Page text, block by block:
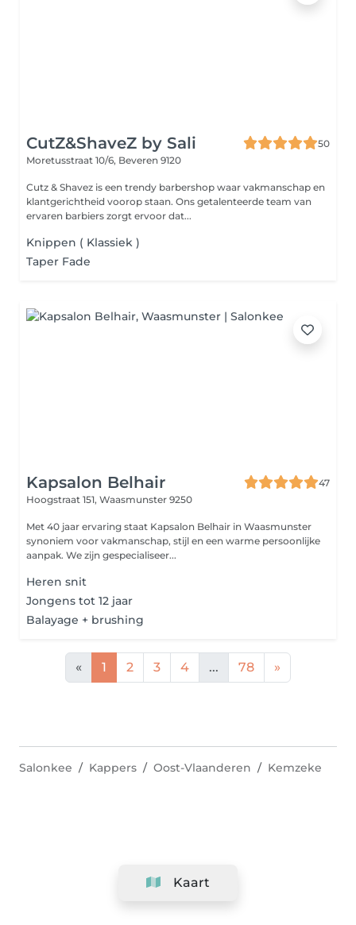
CutZ&ShaveZ by Sali
50
Moretusstraat 10/6, Beveren 9120
Cutz & Shavez is een trendy barbershop waar vakmanschap en
klantgerichtheid voorop staan. Ons getalenteerde team van
ervaren barbiers zorgt ervoor dat...
Knippen ( Klassiek )
Taper Fade
Kapsalon Belhair
47
Hoogstraat 151, Waasmunster 9250
Met 40 jaar ervaring staat Kapsalon Belhair in Waasmunster
synoniem voor vakmanschap, stijl en een warme persoonlijke
aanpak. We zijn gespecialiseer...
Heren snit
Jongens tot 12 jaar
Balayage + brushing
« 1 2 3 4 ... 78 »
Kaart
Salonkee Kappers Oost-Vlaanderen Kemzeke